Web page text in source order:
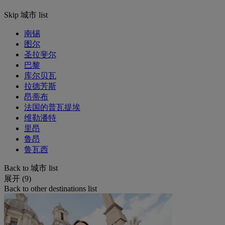
Skip 城市 list
南锡
图尔
圣拉斐尔
巴黎
库尔贝瓦
拉德芳斯
昂蒂布
法国的普瓦提埃
维勒潘特
里昂
鲁昂
鲁瓦西
Back to 城市 list
展开 (9)
Back to other destinations list